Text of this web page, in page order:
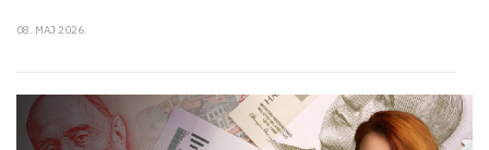
08. MAJ 2026.